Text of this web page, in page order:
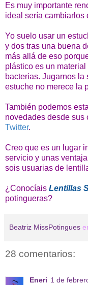
Es muy importante
ideal sería cambiarlos
Yo suelo usar un
y dos tras una buena
más allá de eso
plástico es un
bacterias. Jugarnos la
estuche no merece la
También podemos
novedades desde sus
Twitter.
Creo que es un lugar
servicio y unas
sois usuarias de
¿Conocíais Lentillas
potingueras?
Beatriz MissPotingues
28 comentarios:
Eneri 1 de